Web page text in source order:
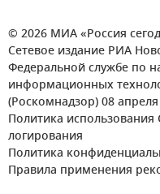
© 2026 МИА «Россия
Сетевое издание РИА
Федеральной службе по
информационных
(Роскомнадзор) 08 апреля
Политика использования
логирования
Политика
Правила применения